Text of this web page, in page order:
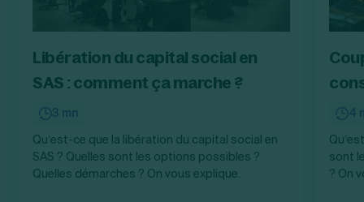
Libération du capital social en
SAS : comment ça marche ?
3 mn
Qu’est-ce que la libération du capital social en
SAS ? Quelles sont les options possibles ?
Quelles démarches ? On vous explique.
4
sont
? On